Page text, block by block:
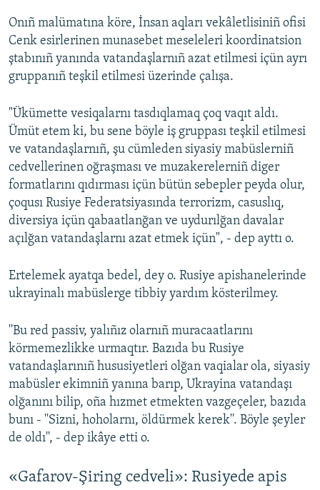
Onıñ malümatına köre, İnsan aqları vekâletlisiniñ ofisi
Cenk esirlerinen munasebet meseleleri koordinatsion
ştabınıñ yanında vatandaşlarnıñ azat etilmesi içün ayrı
gruppanıñ teşkil etilmesi üzerinde çalışa.
"Ükümette vesiqalarnı tasdıqlamaq çoq vaqıt aldı.
Ümüt etem ki, bu sene böyle iş gruppası teşkil etilmesi
ve vatandaşlarnıñ, şu cümleden siyasiy mabüslerniñ
cedvellerinen oğraşması ve muzakerelerniñ diger
formatlarını qıdırması içün bütün sebepler peyda olur,
çoqusı Rusiye Federatsiyasında terrorizm, casuslıq,
diversiya içün qabaatlanğan ve uydurılğan davalar
açılğan vatandaşlarnı azat etmek içün", - dep ayttı o.
Ertelemek ayatqa bedel, dey o. Rusiye apishanelerinde
ukrayinalı mabüslerge tibbiy yardım kösterilmey.
''Bu red passiv, yalıñız olarnıñ muracaatlarını
körmemezlikke urmaqtır. Bazıda bu Rusiye
vatandaşlarınıñ hususiyetleri olğan vaqialar ola, siyasiy
mabüsler ekimniñ yanına barıp, Ukrayina vatandaşı
olğanını bilip, oña hızmet etmekten vazgeçeler, bazıda
bunı - ''Sizni, hoholarnı, öldürmek kerek''. Böyle şeyler
de oldı'', - dep ikâye etti o.
«Gafarov-Şiring cedveli»: Rusiyede apis